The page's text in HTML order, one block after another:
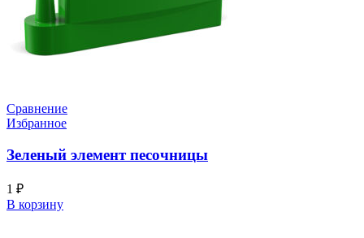
Сравнение
Избранное
Зеленый элемент песочницы
1 ₽
В корзину